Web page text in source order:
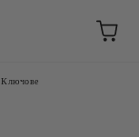
Ключове